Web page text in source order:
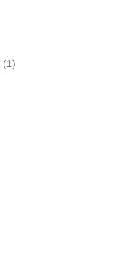
(1)